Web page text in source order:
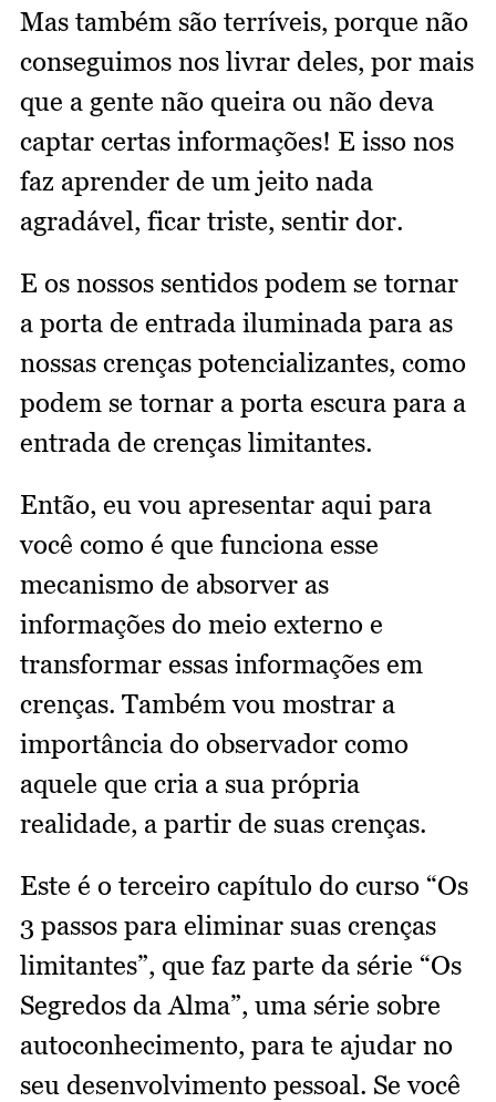
Mas também são terríveis, porque não
conseguimos nos livrar deles, por mais
que a gente não queira ou não deva
captar certas informações! E isso nos
faz aprender de um jeito nada
agradável, ficar triste, sentir dor.
E os nossos sentidos podem se tornar
a porta de entrada iluminada para as
nossas crenças potencializantes, como
podem se tornar a porta escura para a
entrada de crenças limitantes.
Então, eu vou apresentar aqui para
você como é que funciona esse
mecanismo de absorver as
informações do meio externo e
transformar essas informações em
crenças. Também vou mostrar a
importância do observador como
aquele que cria a sua própria
realidade, a partir de suas crenças.
Este é o terceiro capítulo do curso “Os
3 passos para eliminar suas crenças
limitantes”, que faz parte da série “Os
Segredos da Alma”, uma série sobre
autoconhecimento, para te ajudar no
seu desenvolvimento pessoal. Se você